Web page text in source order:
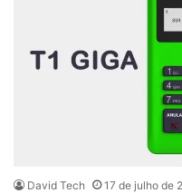
David Tech 17 de julho de